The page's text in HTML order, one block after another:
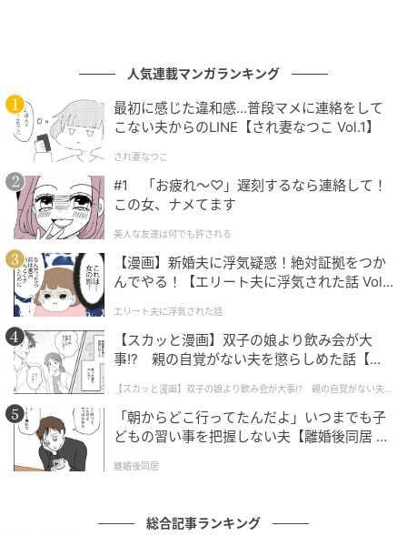
人気連載マンガランキング
最初に感じた違和感…普段マメに連絡をして
こない夫からのLINE【され妻なつこ Vol.1】
され妻なつこ
#1 「お疲れ〜♡」遅刻するなら連絡して！
この女、ナメてます
美人な友達は何でも許される
【漫画】新婚夫に浮気疑惑！絶対証拠をつか
んでやる！【エリート夫に浮気された話 Vol.
エリート夫に浮気された話
【スカッと漫画】双子の娘より飲み会が大
事!? 親の自覚がない夫を懲らしめた話【第1
【スカッと漫画】双子の娘より飲み会が大事!? 親の自覚がない夫を
懲らしめた話
「朝からどこ行ってたんだよ」いつまでも子
どもの習い事を把握しない夫【離婚後同居 Vo
離婚後同居
総合記事ランキング